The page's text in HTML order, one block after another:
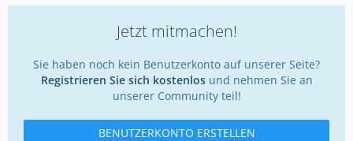
Jetzt mitmachen!
Sie haben noch kein Benutzerkonto auf unserer Seite?
Registrieren Sie sich kostenlosund nehmen Sie an
unserer Community teil!
BENUTZERKONTO ERSTELLEN